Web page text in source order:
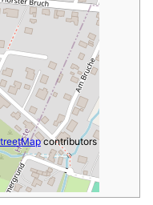
contributors